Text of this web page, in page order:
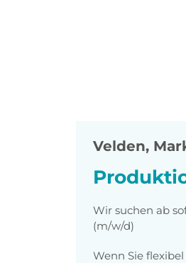
Velden,
Wir suchen ab
(m/w/d)
Wenn Sie